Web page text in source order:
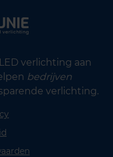
verlichting aan
bedrijven
verlichting.